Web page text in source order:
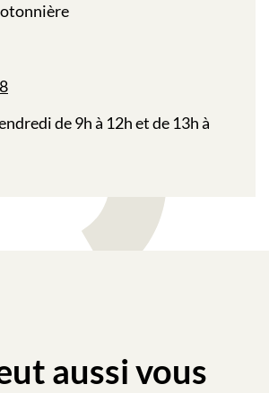
de 9h à 12h et de 13h à
aussi vous